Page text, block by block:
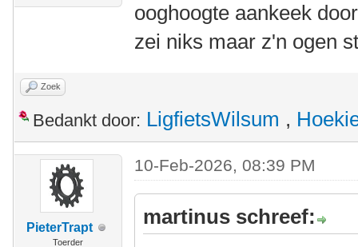
ooghoogte aankeek
zei niks maar z'n ogen
Zoek
Bedankt door: LigfietsWilsum ,
PieterTrapt
Toerder
10-Feb-2026, 08:39 PM
martinus schreef: